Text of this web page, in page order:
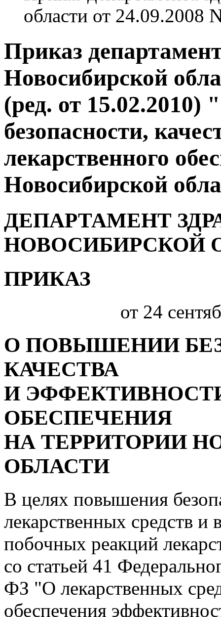
области от 24.09.2008
Приказ
Новосибирской
(ред. от
безопасности,
лекарственного
Новосибирской
ДЕПАРТАМЕНТ
НОВОСИБИРСКОЙ
ПРИКАЗ
от 24
О ПОВЫШЕНИИ
КАЧЕСТВА
И
ОБЕСПЕЧЕНИЯ
НА ТЕРРИТОРИИ
ОБЛАСТИ
В целях повышения
лекарственных средств и
побочных реакций
со статьей 41
ФЗ "О лекарственных
обеспечения